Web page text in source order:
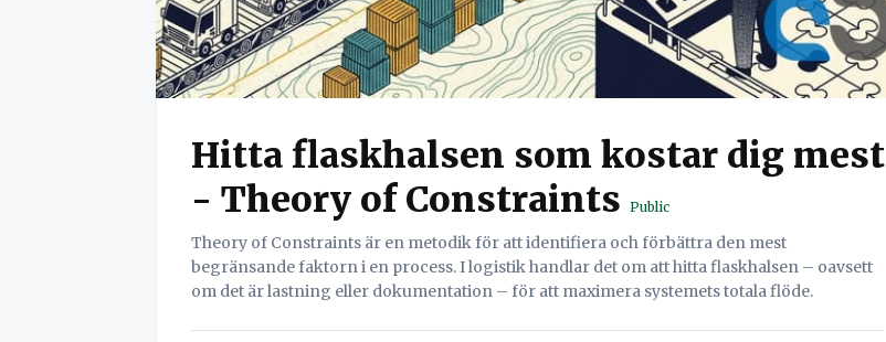
Hitta flaskhalsen som kostar dig mest
- Theory of Constraints Public
Theory of Constraints är en metodik för att identifiera och förbättra den mest
begränsande faktorn i en process. I logistik handlar det om att hitta flaskhalsen – oavsett
om det är lastning eller dokumentation – för att maximera systemets totala flöde.